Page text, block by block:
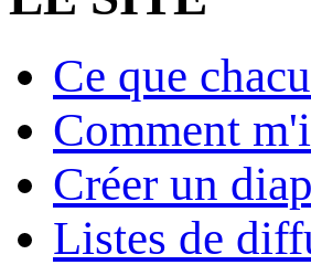
Ce que
Comment
Créer un
Listes de